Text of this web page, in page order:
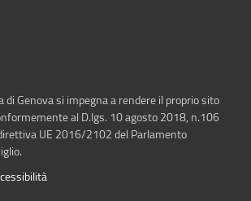
Genova si impegna a rendere il proprio sito
al D.lgs. 10 agosto 2018, n.106
UE 2016/2102 del Parlamento